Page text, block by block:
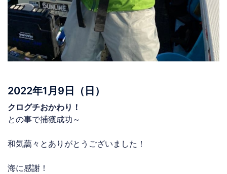
2022年1月9日（日）
クログチおかわり！
との事で捕獲成功～
和気藹々とありがとうございました！
海に感謝！